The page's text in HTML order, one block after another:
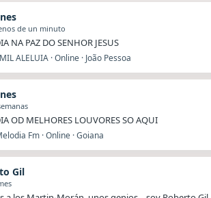
de un minuto
NA PAZ DO SENHOR JESUS
ALELUIA · Online · João Pessoa
OD MELHORES LOUVORES SO AQUI
Fm · Online · Goiana
Gil